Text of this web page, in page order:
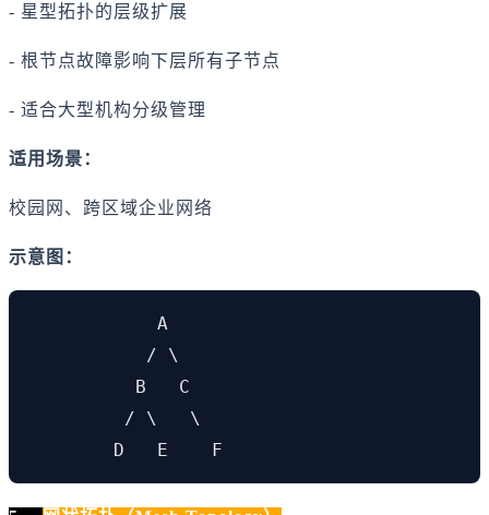
- 星型拓扑的层级扩展
- 根节点故障影响下层所有子节点
- 适合大型机构分级管理
适用场景：
校园网、跨区域企业网络
示意图：
A
/ \
B   C
/ \   \
D   E    F